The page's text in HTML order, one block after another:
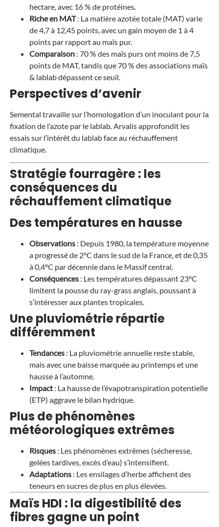
hectare, avec 16 % de protéines.
Riche en MAT: La matière azotée totale (MAT) varie
de 4,7 à 12,45 points, avec un gain moyen de 1 à 4
points par rapport au maïs pur.
Comparaison : 70 % des maïs purs ont moins de 7,5
points de MAT, tandis que 70 % des associations maïs
& lablab dépassent ce seuil.
Perspectives d’avenir
Semental travaille sur l’homologation d’un inoculant pour la
fixation de l’azote par le lablab. Arvalis approfondit les
essais sur l’intérêt du lablab face au réchauffement
climatique.
Stratégie fourragère : les
conséquences du
réchauffement climatique
Des températures en hausse
Observations : Depuis 1980, la température moyenne
a progressé de 2°C dans le sud de la France, et de 0,35
à 0,4°C par décennie dans le Massif central.
Conséquences : Les températures dépassant 23°C
limitent la pousse du ray-grass anglais, poussant à
s’intéresser aux plantes tropicales.
Une pluviométrie répartie
différemment
Tendances : La pluviométrie annuelle reste stable,
mais avec une baisse marquée au printemps et une
hausse à l’automne.
Impact : La hausse de l’évapotranspiration potentielle
(ETP) aggrave le bilan hydrique.
Plus de phénomènes
météorologiques extrêmes
Risques : Les phénomènes extrêmes (sécheresse,
gelées tardives, excès d’eau) s’intensifient.
Adaptations : Les ensilages d’herbe affichent des
teneurs en sucres de plus en plus élevées.
Maïs HDI : la digestibilité des
fibres gagne un point